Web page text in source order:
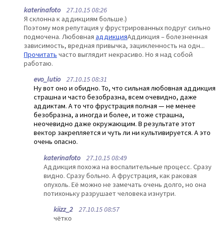
katerinafoto27.10.15 08:26
Я склонна к аддикциям больше.)
Поэтому моя репутация у фрустрированных подруг сильно
подмочена. Любовная аддикцияАддикция – болезненная
зависимость, вредная привычка, зацикленность на одн...
Прочитать часто выглядит некрасиво. Но я над собой
работаю.
evo_lutio27.10.15 08:31
Ну вот оно и обидно. То, что сильная любовная аддикция
страшна и часто безобразна, всем очевидно, даже
аддиктам. А то что фрустрация полная — не менее
безобразна, а иногда и более, и тоже страшна,
неочевидно даже окружающим. В результате этот
вектор закрепляется и чуть ли ни культивируется. А это
очень опасно.
katerinafoto27.10.15 08:49
Аддикция похожа на воспалительные процесс. Сразу
видно. Сразу больно. А фрустрация, как раковая
опухоль. Её можно не замечать очень долго, но она
потихоньку разрушает человека изнутри.
kiizz_2 27.10.15 08:57
чётко